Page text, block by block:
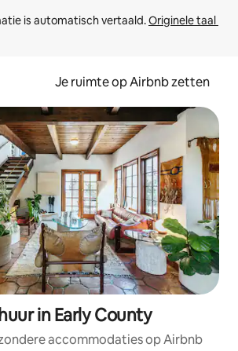
is automatisch vertaald. Originele taal
Je ruimte op Airbnb zetten
in Early County
accommodaties op Airbnb